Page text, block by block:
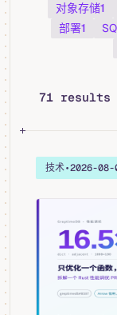
对象存储1
部署1
71 results
技术•2026-08-